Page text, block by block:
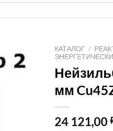
КАТАЛОГ /
мм
24 121,00